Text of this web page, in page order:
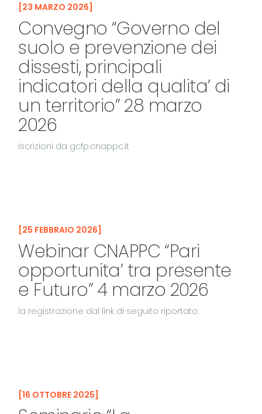
23 MARZO 2026
Convegno “Governo del
suolo e prevenzione dei
dissesti, principali
indicatori della qualita’ di
un territorio” 28 marzo
2026
Iscrizioni da gcfp.cnappc.it
25 FEBBRAIO 2026
Webinar CNAPPC “Pari
opportunita’ tra presente
e Futuro” 4 marzo 2026
la registrazione dal link di seguito riportato:
16 OTTOBRE 2025